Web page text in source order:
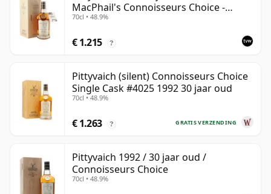
MacPhail's Connoisseurs Choice -
Recollection Series Cask 4025
70cl • 48.9%
€ 1.215 ?
Pittyvaich (silent) Connoisseurs Choice
Single Cask #4025 1992 30 jaar oud
70cl • 48.9%
GRATIS VERZENDING
€ 1.263 ?
Pittyvaich 1992 / 30 jaar oud /
Connoisseurs Choice
70cl • 48.9%